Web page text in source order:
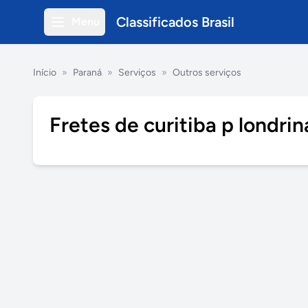
Classificados Brasil
Início » Paraná » Serviços » Outros serviços
Fretes de curitiba p